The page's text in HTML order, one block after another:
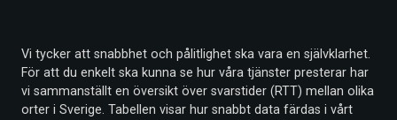
Vi tycker att snabbhet och pålitlighet ska vara en självklarhet.
För att du enkelt ska kunna se hur våra tjänster presterar har
vi sammanställt en översikt över svarstider (RTT) mellan olika
orter i Sverige. Tabellen visar hur snabbt data färdas i vårt